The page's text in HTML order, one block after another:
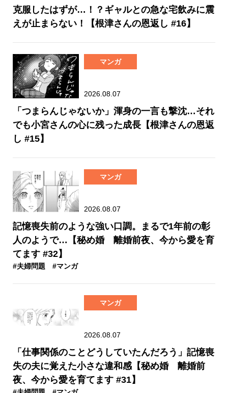
克服したはずが…！？ギャルとの急な宅飲みに震
えが止まらない！【根津さんの恩返し #16】
マンガ
2026.08.07
「つまらんじゃないか」渾身の一言も撃沈…それ
でも小宮さんの心に残った成長【根津さんの恩返
し #15】
マンガ
2026.08.07
記憶喪失前のような強い口調。まるで1年前の彰
人のようで…【秘め婚 離婚前夜、今から愛を育
てます #32】
#夫婦問題 #マンガ
マンガ
2026.08.07
「仕事関係のことどうしていたんだろう」記憶喪
失の夫に覚えた小さな違和感【秘め婚 離婚前
夜、今から愛を育てます #31】